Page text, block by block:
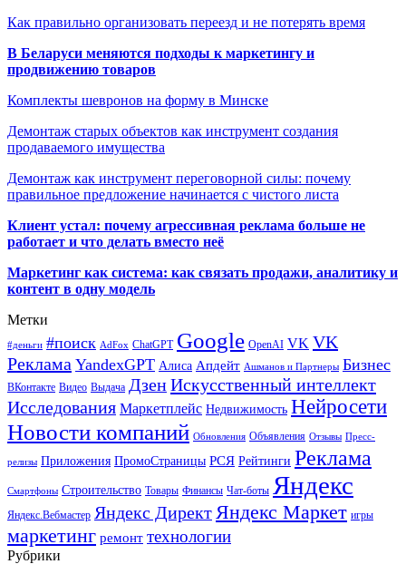
Как правильно организовать переезд и не потерять время
В Беларуси меняются подходы к маркетингу и
продвижению товаров
Комплекты шевронов на форму в Минске
Демонтаж старых объектов как инструмент создания
продаваемого имущества
Демонтаж как инструмент переговорной силы: почему
правильное предложение начинается с чистого листа
Клиент устал: почему агрессивная реклама больше не
работает и что делать вместо неё
Маркетинг как система: как связать продажи, аналитику и
контент в одну модель
Метки
#деньги #поиск AdFox ChatGPT Google OpenAI VK VK
Реклама YandexGPT Алиса Апдейт Ашманов и Партнеры Бизнес
ВКонтакте Видео Выдача ДзенИскусственный интеллект
Исследования Маркетплейс Недвижимость Нейросети
Новости компаний Обновления Объявления Отзывы Пресс-
релизы Приложения ПромоСтраницы РСЯ Рейтинги Реклама
Смартфоны Строительство Товары Финансы Чат-боты Яндекс
Яндекс.Вебмастер Яндекс Директ Яндекс Маркет игры
маркетинг ремонт технологии
Рубрики